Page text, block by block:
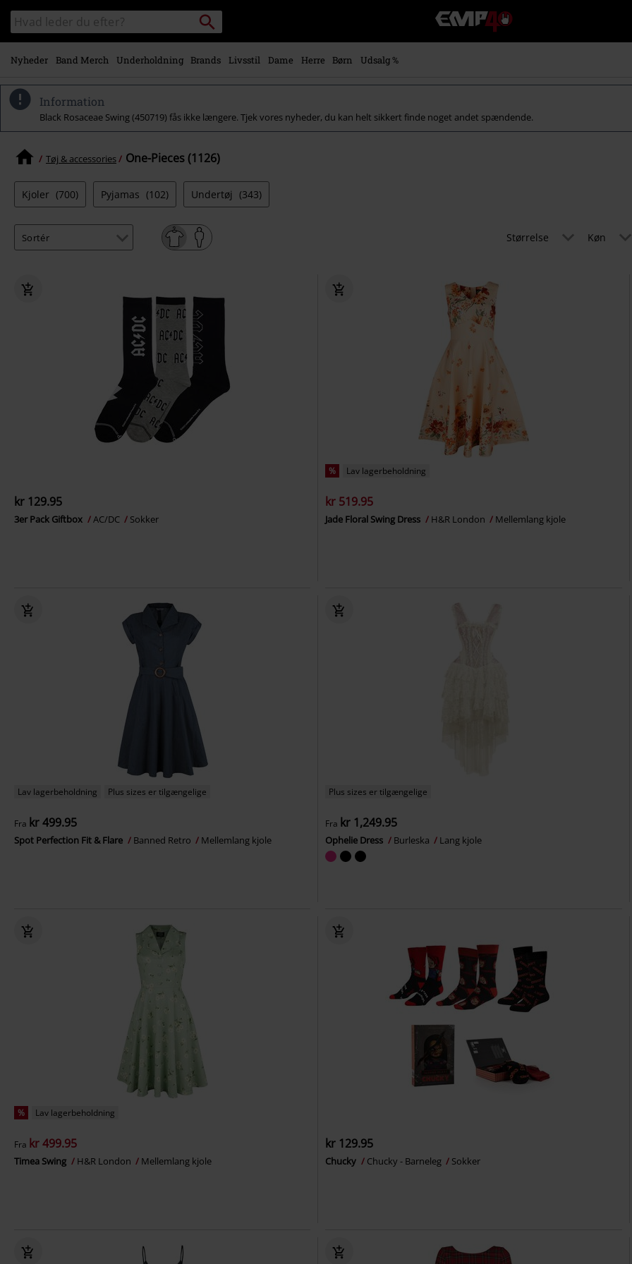
Gå til
hovedindhold
Søg
sortiment
Søg
EMP
-
Musik,
og
merch
Nyheder Band Merch Underholdning Brands Livsstil Dame Herre Børn Udsalg %
Information
Black Rosaceae Swing (450719) fås ikke længere. Tjek vores nyheder, du kan helt sikkert finde noget andet spændende.
Tøj & accessories One-Pieces (1126)
Kjoler (700) Pyjamas (102) Undertøj (343)
Størrelse Køn
kr 129.95
3er Pack Giftbox AC/DC Sokker
% Lav lagerbeholdning
kr 519.95
Jade Floral Swing Dress H&R London Mellemlang kjole
Lav lagerbeholdning Plus sizes er tilgængelige
Fra kr 499.95
Spot Perfection Fit & Flare Banned Retro Mellemlang kjole
Plus sizes er tilgængelige
Fra kr 1,249.95
Ophelie Dress Burleska Lang kjole
% Lav lagerbeholdning
Fra kr 499.95
Timea Swing H&R London Mellemlang kjole
kr 129.95
Chucky Chucky - Barneleg Sokker